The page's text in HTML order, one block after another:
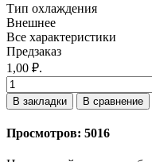
Тип охлаждения
Внешнее
Все характеристики
Предзаказ
1,00 ₽.
В закладки
В сравнение
Просмотров: 5016